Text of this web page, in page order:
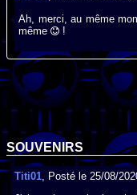
Ah, merci, au même
même
!
SOUVENIRS
Titi01 , Posté le 25/08/